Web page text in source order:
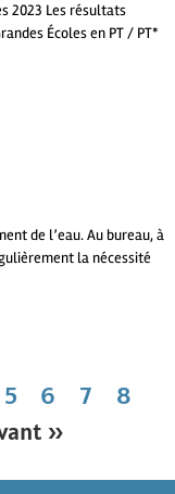
2023 Les résultats
Écoles en PT / PT*
de l’eau. Au bureau, à
la nécessité
5 6 7
8
»